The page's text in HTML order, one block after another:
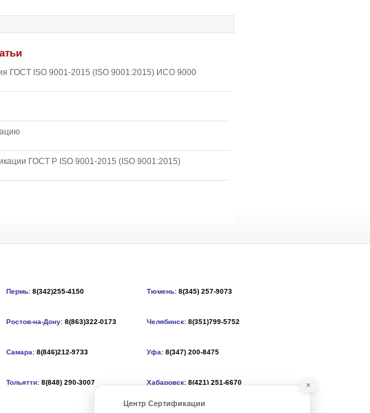
ГОСТ ISO 9001-2015 (ISO 9001:2015) ИСО 9000
ГОСТ Р ISO 9001-2015 (ISO 9001:2015)
Пермь: 8(342)255-4150 Тюмень: 8(345) 257-9073
Ростов-на-Дону: 8(863)322-0173 Челябинск: 8(351)799-5752
Самара: 8(846)212-9733 Уфа: 8(347) 200-8475
Тольятти: 8(848) 290-3007 Хабаровск: 8(421) 251-6670 ×
Центр Сертификации